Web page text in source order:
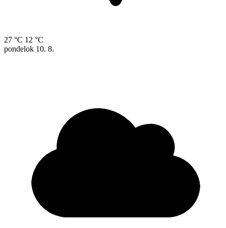
27 °C 12 °C
pondelok 10. 8.